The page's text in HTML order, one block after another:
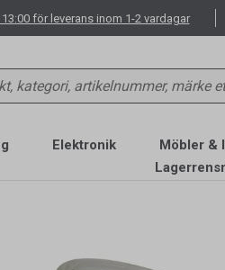
för leverans inom 1-2 vardagar
Elektronik Möbler &